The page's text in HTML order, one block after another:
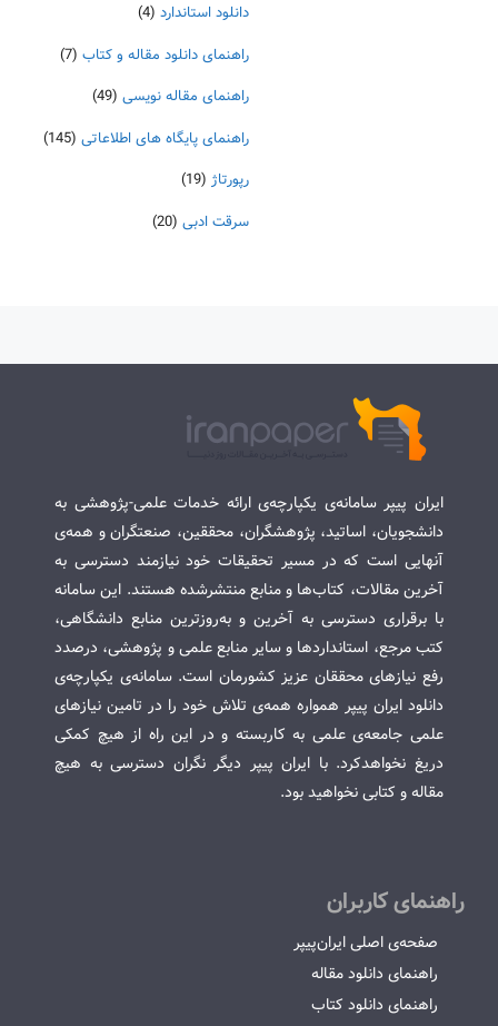
دانلود استاندارد (4)
راهنمای دانلود مقاله و کتاب (7)
راهنمای مقاله نویسی (49)
راهنمای پایگاه های اطلاعاتی (145)
رپورتاژ (19)
سرقت ادبی (20)
ایران پیپر سامانه‌ی یکپارچه‌ی ارائه خدمات علمی-پژوهشی به
دانشجویان، اساتید، پژوهشگران، محققین، صنعتگران و همه‌ی
آنهایی است که در مسیر تحقیقات خود نیازمند دسترسی به
آخرین مقالات، کتاب‌ها و منابع منتشرشده هستند. این سامانه
با برقراری دسترسی به آخرین و به‌روزترین منابع دانشگاهی،
کتب مرجع، استانداردها و سایر منابع علمی و پژوهشی، درصدد
رفع نیازهای محققان عزیز کشورمان است. سامانه‌ی یکپارچه‌ی
دانلود ایران پیپر همواره همه‌ی تلاش خود را در تامین نیازهای
علمی جامعه‌ی علمی به کاربسته و در این راه از هیچ کمکی
دریغ نخواهدکرد. با ایران پیپر دیگر نگران دسترسی به هیچ
مقاله و کتابی نخواهید بود.
راهنمای کاربران
صفحه‌ی اصلی ایران‌پیپر
راهنمای دانلود مقاله
راهنمای دانلود کتاب